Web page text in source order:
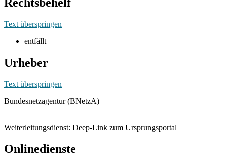
Text überspringen
entfällt
Urheber
Text überspringen
Bundesnetzagentur (BNetzA)
Weiterleitungsdienst: Deep-Link zum Ursprungsportal
Onlinedienste